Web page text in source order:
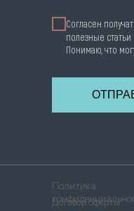
Согласен
полезные
Понимаю, что
Политика
Договор оферты